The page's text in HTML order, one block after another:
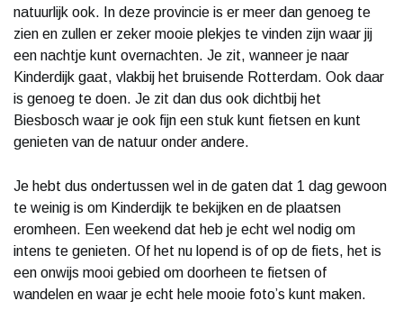
natuurlijk ook. In deze provincie is er meer dan genoeg te
zien en zullen er zeker mooie plekjes te vinden zijn waar jij
een nachtje kunt overnachten. Je zit, wanneer je naar
Kinderdijk gaat, vlakbij het bruisende Rotterdam. Ook daar
is genoeg te doen. Je zit dan dus ook dichtbij het
Biesbosch waar je ook fijn een stuk kunt fietsen en kunt
genieten van de natuur onder andere.
Je hebt dus ondertussen wel in de gaten dat 1 dag gewoon
te weinig is om Kinderdijk te bekijken en de plaatsen
eromheen. Een weekend dat heb je echt wel nodig om
intens te genieten. Of het nu lopend is of op de fiets, het is
een onwijs mooi gebied om doorheen te fietsen of
wandelen en waar je echt hele mooie foto’s kunt maken.